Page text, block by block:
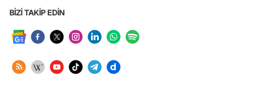
BİZİ TAKİP EDİN